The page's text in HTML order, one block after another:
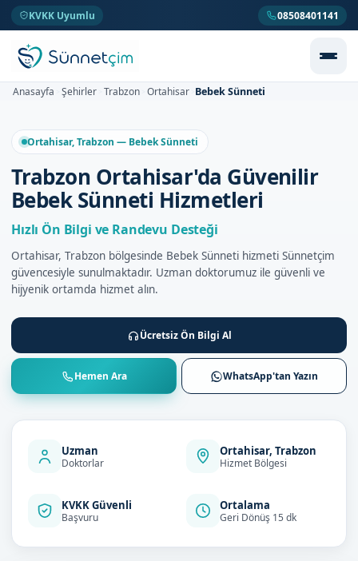
KVKK Uyumlu 08508401141
Anasayfa Şehirler Trabzon Ortahisar Bebek Sünneti
Ortahisar, Trabzon — Bebek Sünneti
Trabzon Ortahisar'da Güvenilir
Bebek Sünneti Hizmetleri
Hızlı Ön Bilgi ve Randevu Desteği
Ortahisar, Trabzon bölgesinde Bebek Sünneti hizmeti Sünnetçim
güvencesiyle sunulmaktadır. Uzman doktorumuz ile güvenli ve
hijyenik ortamda hizmet alın.
Ücretsiz Ön Bilgi Al
Hemen Ara WhatsApp'tan Yazın
Uzman
Doktorlar
Ortahisar, Trabzon
Hizmet Bölgesi
KVKK Güvenli
Başvuru
Ortalama
Geri Dönüş 15 dk